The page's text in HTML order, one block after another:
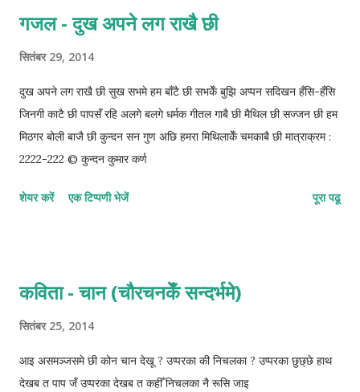
गजल - दुख अपने लग राखै छी
सितंबर 29, 2014
दुख अपने लग राखै छी सुख सभमे हम बाँटै छी सभकेँ बुझि अप्पन सदिखन हँसि-हँसि
जिनगी काटै छी पापसँ रहि अलगे बलगे धर्मक गीतल गाबै छी मैथिल छी सज्जन छी हम
मिठगर बोली बाजै छी कुन्दन सन गुण अछि हमरा मिथिलाकेँ चमकाबै छी मात्राक्रम :
2222-222 © कुन्दन कुमार कर्ण
शेयर करें एक टिप्पणी भेजें पूरा पढू
कविता - चान (चौरचनकेँ सन्दर्भमे)
सितंबर 25, 2014
आइ असमञ्जसमे छी कोन चान देखू ? उप्परका की निचलका ? उप्परका छुछ्छे हाथ
देखब त पाप जँ उप्परका देखब त कहीँ निचलका नै रूसि जाइ